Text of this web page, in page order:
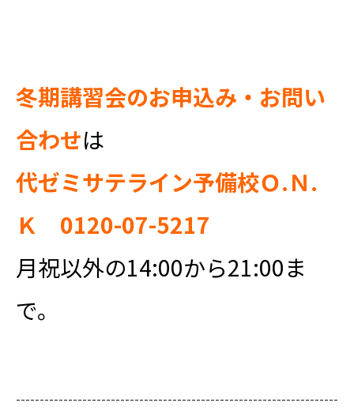
冬期講習会のお申込み・お問い
合わせは
代ゼミサテライン予備校Ｏ.Ｎ.
Ｋ
0120-07-5217
月祝以外の14:00から21:00ま
で。
--------------------------------------------------------------------